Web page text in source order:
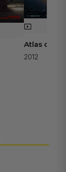
Atlas
2012